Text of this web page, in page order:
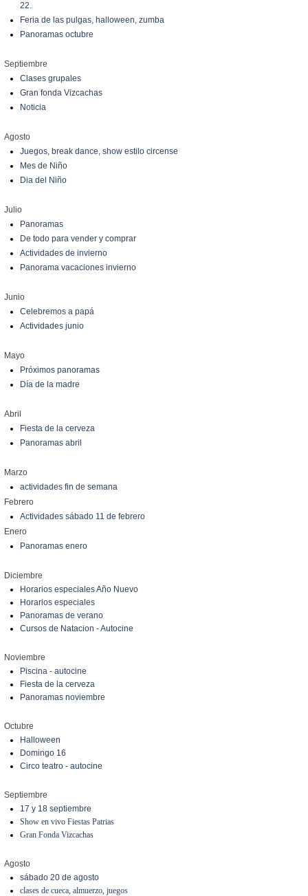
22.
Feria de las pulgas, halloween, zumba
Panoramas octubre
Septiembre
Clases grupales
Gran fonda Vizcachas
Noticia
Agosto
Juegos, break dance, show estilo circense
Mes de Niño
Dia del Niño
Julio
Panoramas
De todo para vender y comprar
Actividades de invierno
Panorama vacaciones invierno
Junio
Celebremos a papá
Actividades junio
Mayo
Próximos panoramas
Día de la madre
Abril
Fiesta de la cerveza
Panoramas abril
Marzo
actividades fin de semana
Febrero
Actividades sábado 11 de febrero
Enero
Panoramas enero
Diciembre
Horarios especiales Año Nuevo
Horarios especiales
Panoramas de verano
Cursos de Natacion - Autocine
Noviembre
Piscina - autocine
Fiesta de la cerveza
Panoramas noviembre
Octubre
Halloween
Domingo 16
Circo teatro - autocine
Septiembre
17 y 18 septiembre
Show en vivo Fiestas Patrias
Gran Fonda Vizcachas
Agosto
sábado 20 de agosto
clases de cueca, almuerzo, juegos